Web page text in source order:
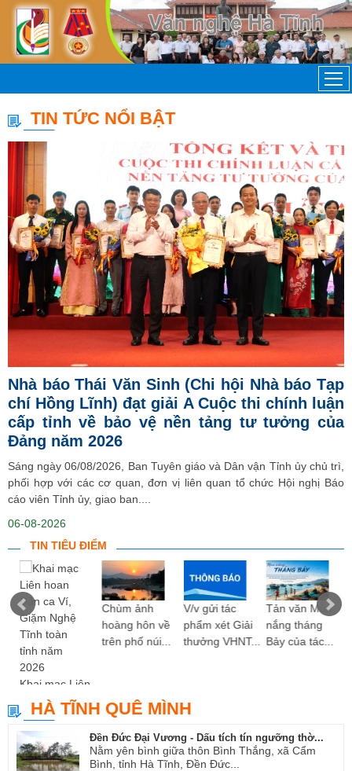
TIN TỨC NỔI BẬT
Nhà báo Thái Văn Sinh (Chi hội Nhà báo Tạp
chí Hồng Lĩnh) đạt giải A Cuộc thi chính luận
cấp tỉnh về bảo vệ nền tảng tư tưởng của
Đảng năm 2026
Sáng ngày 06/08/2026, Ban Tuyên giáo và Dân vận Tỉnh ủy chủ trì,
phối hợp với các cơ quan, đơn vị liên quan tổ chức Hội nghị Báo
cáo viên Tỉnh ủy, giao ban....
06-08-2026
TIN TIÊU ĐIỂM
Khai mạc Liên
hoan Dân ca
Ví, Giặm...
Chùm ảnh
hoàng hôn về
trên phố núi...
V/v gửi tác
phẩm xét Giải
thưởng VHNT...
Tản văn Mùa
nắng tháng
Bảy của tác...
HÀ TĨNH QUÊ MÌNH
Đền Đức Đại Vương - Dấu tích tín ngưỡng thờ...
Nằm yên bình giữa thôn Bình Thắng, xã Cẩm
Bình, tỉnh Hà Tĩnh, Đền Đức...